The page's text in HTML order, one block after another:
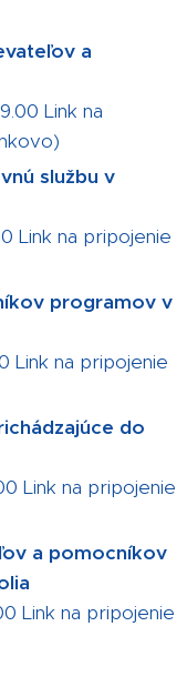
a
Link na
službu v
Link na pripojenie
programov v
Link na pripojenie
do
Link na pripojenie
a pomocníkov
Link na pripojenie